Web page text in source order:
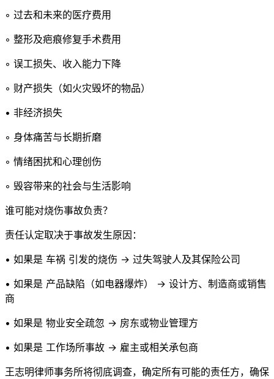
◦ 过去和未来的医疗费用
◦ 整形及疤痕修复手术费用
◦ 误工损失、收入能力下降
◦ 财产损失（如火灾毁坏的物品）
• 非经济损失
◦ 身体痛苦与长期折磨
◦ 情绪困扰和心理创伤
◦ 毁容带来的社会与生活影响
谁可能对烧伤事故负责？
责任认定取决于事故发生原因：
• 如果是 车祸 引发的烧伤 → 过失驾驶人及其保险公司
• 如果是 产品缺陷（如电器爆炸） → 设计方、制造商或销售
商
• 如果是 物业安全疏忽 → 房东或物业管理方
• 如果是 工作场所事故 → 雇主或相关承包商
王志明律师事务所将彻底调查，确定所有可能的责任方，确保